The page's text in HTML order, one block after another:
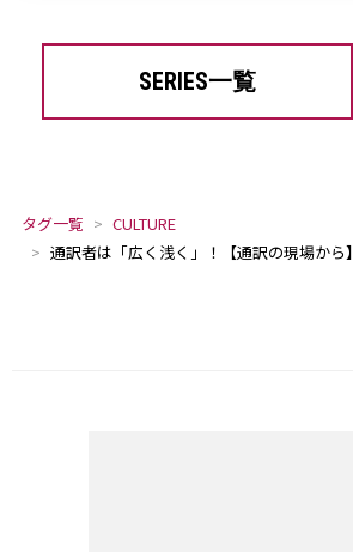
SERIES一覧
タグ一覧
CULTURE
通訳者は「広く浅く」！【通訳の現場から】